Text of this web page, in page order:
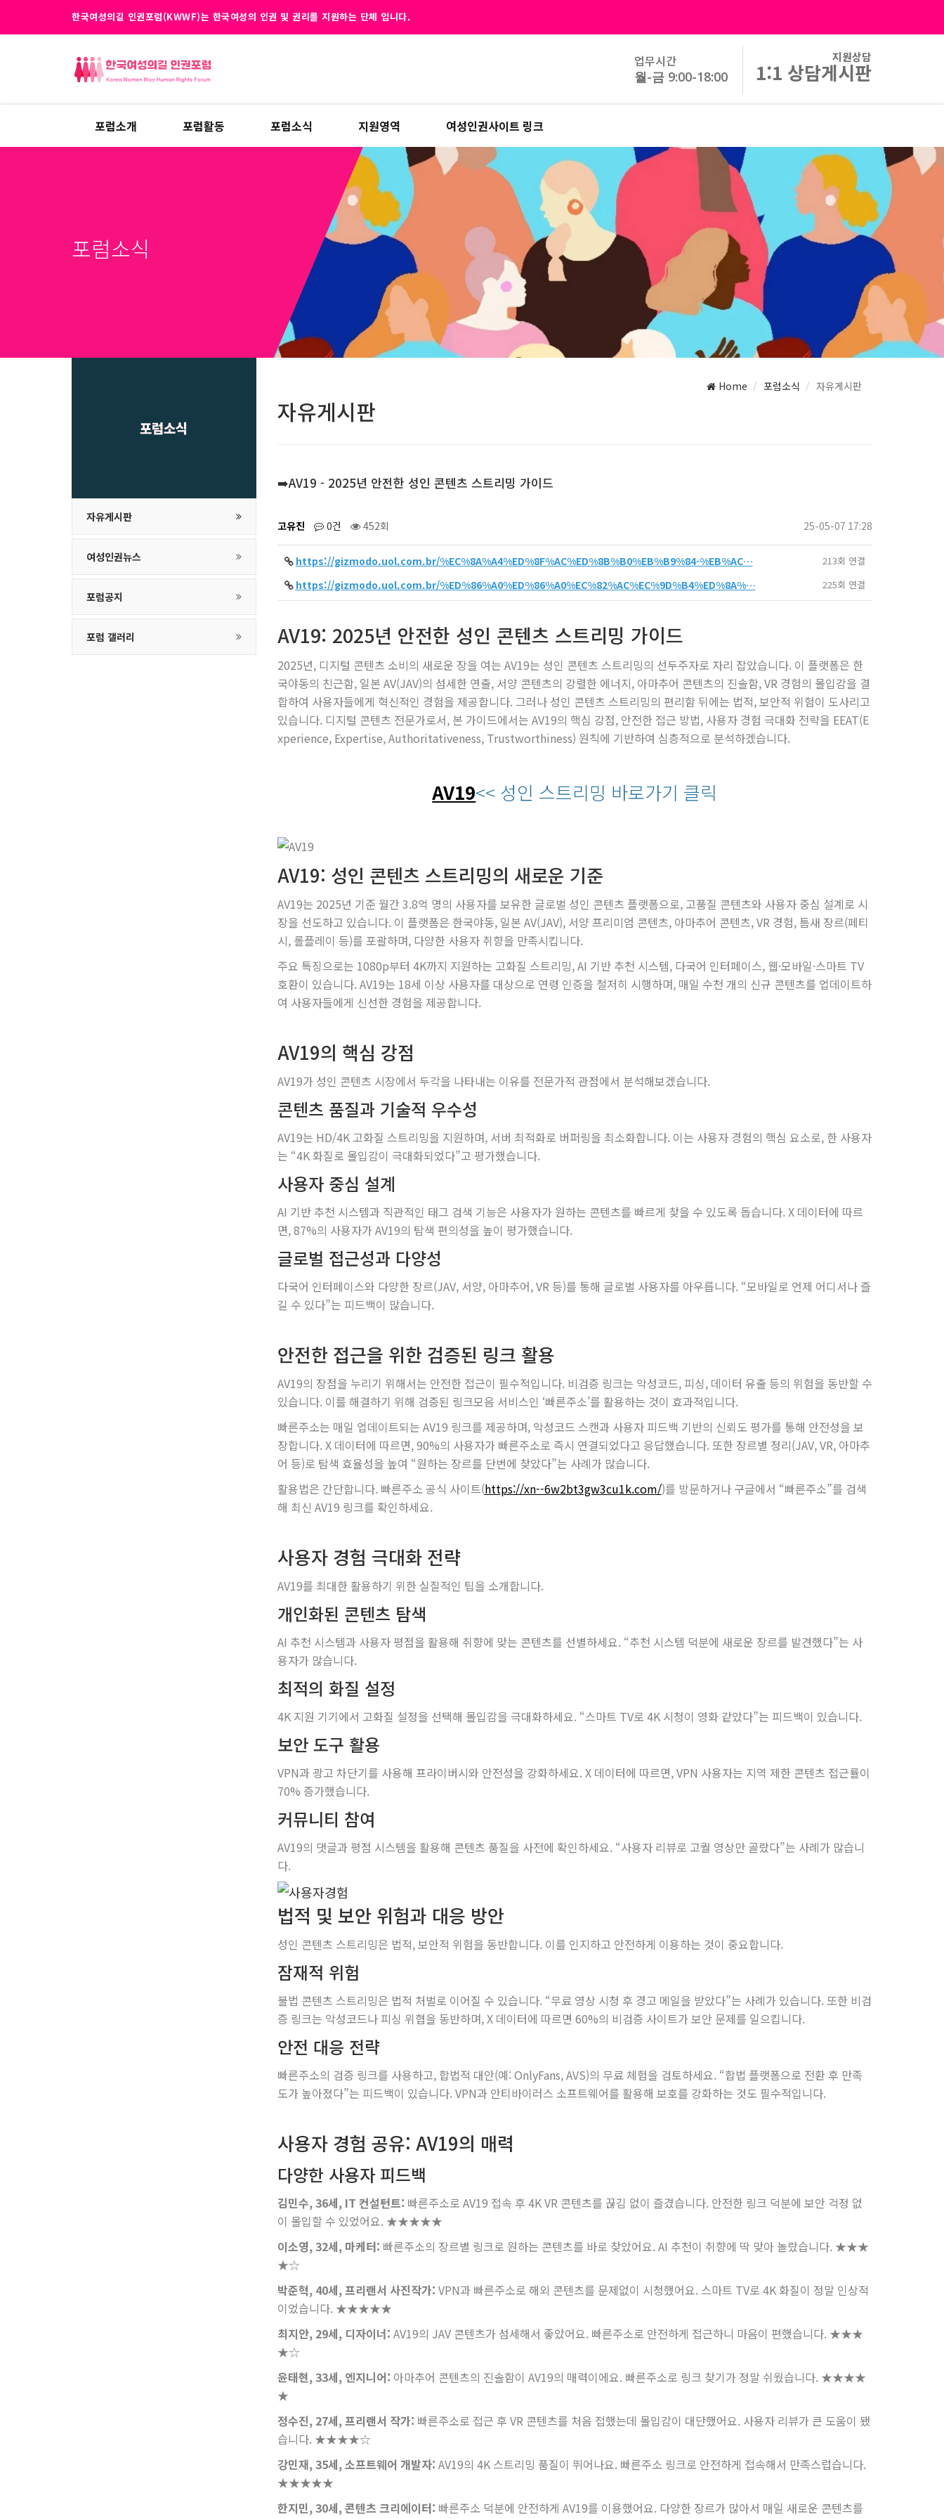
한국여성의길 인권포럼(KWWF)는 한국여성의 인권 및 권리를 지원하는 단체 입니다.
업무시간
월-금 9:00-18:00
지원상담
1:1 상담게시판
포럼소개 포럼활동 포럼소식 지원영역 여성인권사이트 링크
포럼소식
포럼소식
자유게시판
여성인권뉴스
포럼공지
포럼 갤러리
Home 포럼소식 자유게시판
자유게시판
➡️AV19 - 2025년 안전한 성인 콘텐츠 스트리밍 가이드
고유진 0건 452회 25-05-07 17:28
https://gizmodo.uol.com.br/%EC%8A%A4%ED%8F%AC%ED%8B%B0%EB%B9%84-%EB%AC… 213회 연결
https://gizmodo.uol.com.br/%ED%86%A0%ED%86%A0%EC%82%AC%EC%9D%B4%ED%8A%… 225회 연결
AV19: 2025년 안전한 성인 콘텐츠 스트리밍 가이드
2025년, 디지털 콘텐츠 소비의 새로운 장을 여는 AV19는 성인 콘텐츠 스트리밍의 선두주자로 자리 잡았습니다. 이 플랫폼은 한
국야동의 친근함, 일본 AV(JAV)의 섬세한 연출, 서양 콘텐츠의 강렬한 에너지, 아마추어 콘텐츠의 진솔함, VR 경험의 몰입감을 결
합하여 사용자들에게 혁신적인 경험을 제공합니다. 그러나 성인 콘텐츠 스트리밍의 편리함 뒤에는 법적, 보안적 위험이 도사리고
있습니다. 디지털 콘텐츠 전문가로서, 본 가이드에서는 AV19의 핵심 강점, 안전한 접근 방법, 사용자 경험 극대화 전략을 EEAT(E
xperience, Expertise, Authoritativeness, Trustworthiness) 원칙에 기반하여 심층적으로 분석하겠습니다.
AV19<< 성인 스트리밍 바로가기 클릭
AV19: 성인 콘텐츠 스트리밍의 새로운 기준
AV19는 2025년 기준 월간 3.8억 명의 사용자를 보유한 글로벌 성인 콘텐츠 플랫폼으로, 고품질 콘텐츠와 사용자 중심 설계로 시
장을 선도하고 있습니다. 이 플랫폼은 한국야동, 일본 AV(JAV), 서양 프리미엄 콘텐츠, 아마추어 콘텐츠, VR 경험, 틈새 장르(페티
시, 롤플레이 등)를 포괄하며, 다양한 사용자 취향을 만족시킵니다.
주요 특징으로는 1080p부터 4K까지 지원하는 고화질 스트리밍, AI 기반 추천 시스템, 다국어 인터페이스, 웹·모바일·스마트 TV
호환이 있습니다. AV19는 18세 이상 사용자를 대상으로 연령 인증을 철저히 시행하며, 매일 수천 개의 신규 콘텐츠를 업데이트하
여 사용자들에게 신선한 경험을 제공합니다.
AV19의 핵심 강점
AV19가 성인 콘텐츠 시장에서 두각을 나타내는 이유를 전문가적 관점에서 분석해보겠습니다.
콘텐츠 품질과 기술적 우수성
AV19는 HD/4K 고화질 스트리밍을 지원하며, 서버 최적화로 버퍼링을 최소화합니다. 이는 사용자 경험의 핵심 요소로, 한 사용자
는 “4K 화질로 몰입감이 극대화되었다”고 평가했습니다.
사용자 중심 설계
AI 기반 추천 시스템과 직관적인 태그 검색 기능은 사용자가 원하는 콘텐츠를 빠르게 찾을 수 있도록 돕습니다. X 데이터에 따르
면, 87%의 사용자가 AV19의 탐색 편의성을 높이 평가했습니다.
글로벌 접근성과 다양성
다국어 인터페이스와 다양한 장르(JAV, 서양, 아마추어, VR 등)를 통해 글로벌 사용자를 아우릅니다. “모바일로 언제 어디서나 즐
길 수 있다”는 피드백이 많습니다.
안전한 접근을 위한 검증된 링크 활용
AV19의 장점을 누리기 위해서는 안전한 접근이 필수적입니다. 비검증 링크는 악성코드, 피싱, 데이터 유출 등의 위험을 동반할 수
있습니다. 이를 해결하기 위해 검증된 링크모음 서비스인 ‘빠른주소’를 활용하는 것이 효과적입니다.
빠른주소는 매일 업데이트되는 AV19 링크를 제공하며, 악성코드 스캔과 사용자 피드백 기반의 신뢰도 평가를 통해 안전성을 보
장합니다. X 데이터에 따르면, 90%의 사용자가 빠른주소로 즉시 연결되었다고 응답했습니다. 또한 장르별 정리(JAV, VR, 아마추
어 등)로 탐색 효율성을 높여 “원하는 장르를 단번에 찾았다”는 사례가 많습니다.
활용법은 간단합니다. 빠른주소 공식 사이트(https://xn--6w2bt3gw3cu1k.com/)를 방문하거나 구글에서 “빠른주소”를 검색
해 최신 AV19 링크를 확인하세요.
사용자 경험 극대화 전략
AV19를 최대한 활용하기 위한 실질적인 팁을 소개합니다.
개인화된 콘텐츠 탐색
AI 추천 시스템과 사용자 평점을 활용해 취향에 맞는 콘텐츠를 선별하세요. “추천 시스템 덕분에 새로운 장르를 발견했다”는 사
용자가 많습니다.
최적의 화질 설정
4K 지원 기기에서 고화질 설정을 선택해 몰입감을 극대화하세요. “스마트 TV로 4K 시청이 영화 같았다”는 피드백이 있습니다.
보안 도구 활용
VPN과 광고 차단기를 사용해 프라이버시와 안전성을 강화하세요. X 데이터에 따르면, VPN 사용자는 지역 제한 콘텐츠 접근률이
70% 증가했습니다.
커뮤니티 참여
AV19의 댓글과 평점 시스템을 활용해 콘텐츠 품질을 사전에 확인하세요. “사용자 리뷰로 고퀄 영상만 골랐다”는 사례가 많습니
다.
법적 및 보안 위험과 대응 방안
성인 콘텐츠 스트리밍은 법적, 보안적 위험을 동반합니다. 이를 인지하고 안전하게 이용하는 것이 중요합니다.
잠재적 위험
불법 콘텐츠 스트리밍은 법적 처벌로 이어질 수 있습니다. “무료 영상 시청 후 경고 메일을 받았다”는 사례가 있습니다. 또한 비검
증 링크는 악성코드나 피싱 위협을 동반하며, X 데이터에 따르면 60%의 비검증 사이트가 보안 문제를 일으킵니다.
안전 대응 전략
빠른주소의 검증 링크를 사용하고, 합법적 대안(예: OnlyFans, AVS)의 무료 체험을 검토하세요. “합법 플랫폼으로 전환 후 만족
도가 높아졌다”는 피드백이 있습니다. VPN과 안티바이러스 소프트웨어를 활용해 보호를 강화하는 것도 필수적입니다.
사용자 경험 공유: AV19의 매력
다양한 사용자 피드백
김민수, 36세, IT 컨설턴트: 빠른주소로 AV19 접속 후 4K VR 콘텐츠를 끊김 없이 즐겼습니다. 안전한 링크 덕분에 보안 걱정 없
이 몰입할 수 있었어요. ★★★★★
이소영, 32세, 마케터: 빠른주소의 장르별 링크로 원하는 콘텐츠를 바로 찾았어요. AI 추천이 취향에 딱 맞아 놀랐습니다. ★★★
★☆
박준혁, 40세, 프리랜서 사진작가: VPN과 빠른주소로 해외 콘텐츠를 문제없이 시청했어요. 스마트 TV로 4K 화질이 정말 인상적
이었습니다. ★★★★★
최지안, 29세, 디자이너: AV19의 JAV 콘텐츠가 섬세해서 좋았어요. 빠른주소로 안전하게 접근하니 마음이 편했습니다. ★★★
★☆
윤태현, 33세, 엔지니어: 아마추어 콘텐츠의 진솔함이 AV19의 매력이에요. 빠른주소로 링크 찾기가 정말 쉬웠습니다. ★★★★
★
정수진, 27세, 프리랜서 작가: 빠른주소로 접근 후 VR 콘텐츠를 처음 접했는데 몰입감이 대단했어요. 사용자 리뷰가 큰 도움이 됐
습니다. ★★★★☆
강민재, 35세, 소프트웨어 개발자: AV19의 4K 스트리밍 품질이 뛰어나요. 빠른주소 링크로 안전하게 접속해서 만족스럽습니다.
★★★★★
한지민, 30세, 콘텐츠 크리에이터: 빠른주소 덕분에 안전하게 AV19를 이용했어요. 다양한 장르가 많아서 매일 새로운 콘텐츠를